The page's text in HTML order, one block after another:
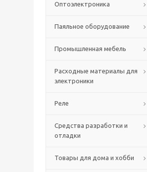
Оптоэлектроника
Паяльное оборудование
Промышленная мебель
Расходные материалы для
электроники
Реле
Средства разработки и
отладки
Товары для дома и хобби